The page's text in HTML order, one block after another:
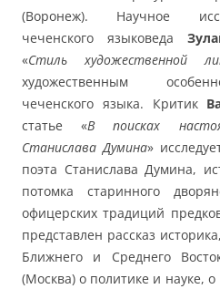
(Воронеж). Научное
чеченского языковеда
«Стиль художественной
художественным
чеченского языка. Критик
статье «В поисках
Станислава Думина»
поэта Станислава Думина,
потомка старинного
офицерских традиций
представлен рассказ
Ближнего и Среднего
(Москва) о политике и науке,